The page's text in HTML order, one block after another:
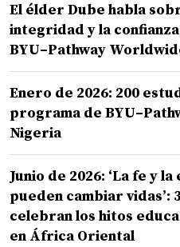
El élder Dube habla
integridad y la
BYU–Pathway
Enero de 2026: 200
programa de
Nigeria
Junio de 2026: ‘La fe y
pueden cambiar vidas’:
celebran los hitos
en África Oriental